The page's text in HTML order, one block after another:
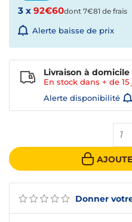
Donner
3 x 92€60dont 7€81 de frais
Alerte baisse de prix
1
Livraison à domicile
En stock dans + de
Alerte disponibilité